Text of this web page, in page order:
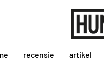
recensie artikel